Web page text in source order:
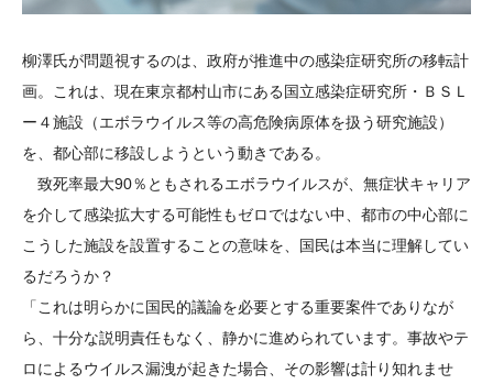
柳澤氏が問題視するのは、政府が推進中の感染症研究所の移転計
画。これは、現在東京都村山市にある国立感染症研究所・ＢＳＬ
ー４施設（エボラウイルス等の高危険病原体を扱う研究施設）
を、都心部に移設しようという動きである。
致死率最大90％ともされるエボラウイルスが、無症状キャリア
を介して感染拡大する可能性もゼロではない中、都市の中心部に
こうした施設を設置することの意味を、国民は本当に理解してい
るだろうか？
「これは明らかに国民的議論を必要とする重要案件でありなが
ら、十分な説明責任もなく、静かに進められています。事故やテ
ロによるウイルス漏洩が起きた場合、その影響は計り知れませ